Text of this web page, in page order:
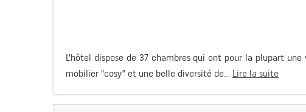
L’hôtel dispose de 37 chambres qui ont pour la plupart
mobilier “cosy” et une belle diversité de... Lire la suite